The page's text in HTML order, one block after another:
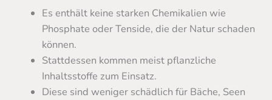
Es enthält keine starken Chemikalien wie
Phosphate oder Tenside, die der Natur schaden
können.
Stattdessen kommen meist pflanzliche
Inhaltsstoffe zum Einsatz.
Diese sind weniger schädlich für Bäche, Seen